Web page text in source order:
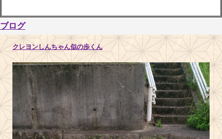
ブログ
クレヨンしんちゃん似の歩くん